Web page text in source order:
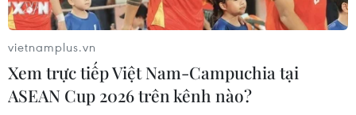
mở - Trẻ trung - Đầy hứng khởi.”
vietnamplus.vn
Xem trực tiếp Việt Nam-Campuchia tại
ASEAN Cup 2026 trên kênh nào?